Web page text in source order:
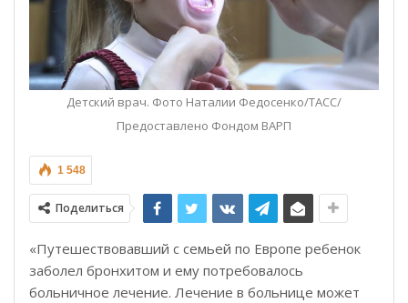
Детский врач. Фото Наталии Федосенко/ТАСС/
Предоставлено Фондом ВАРП
1 548
Поделиться
«Путешествовавший с семьей по Европе ребенок
заболел бронхитом и ему потребовалось
больничное лечение. Лечение в больнице может